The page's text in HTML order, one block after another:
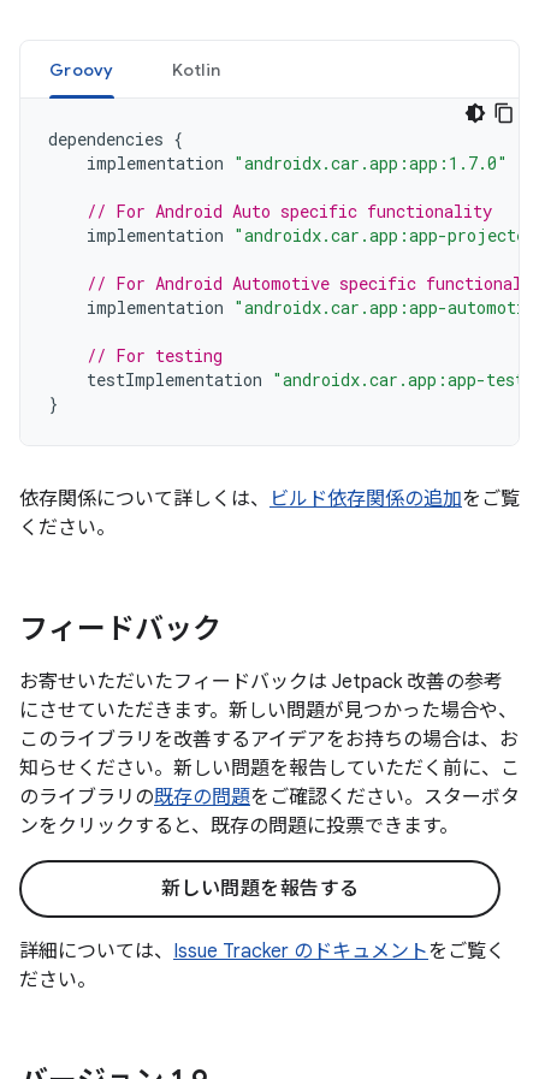
Groovy Kotlin
dependencies {
implementation "androidx.car.app:app:1.7.0"
// For Android Auto specific functionality
implementation "androidx.car.app:app-
// For Android Automotive specific
implementation "androidx.car.app:app-
// For testing
testImplementation "androidx.car.app:app-
}
依存関係について詳しくは、 ビルド依存関係の追加をご覧
ください。
フィードバック
お寄せいただいたフィードバックは Jetpack 改善の参考
にさせていただきます。新しい問題が見つかった場合や、
このライブラリを改善するアイデアをお持ちの場合は、お
知らせください。新しい問題を報告していただく前に、こ
のライブラリの既存の問題をご確認ください。スターボタ
ンをクリックすると、既存の問題に投票できます。
新しい問題を報告する
詳細については、 Issue Tracker のドキュメントをご覧く
ださい。